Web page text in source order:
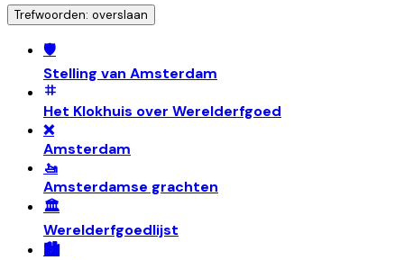
Trefwoorden: overslaan
🛡️
Stelling van Amsterdam
Het Klokhuis over Werelderfgoed
❌
Amsterdam
🚤
Amsterdamse grachten
🏛️
Werelderfgoedlijst
🏙️